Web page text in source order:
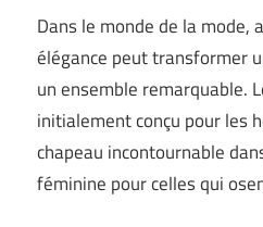
Dans le monde de la mode,
élégance peut transformer
un ensemble remarquable.
initialement conçu pour les
chapeau incontournable
féminine pour celles qui